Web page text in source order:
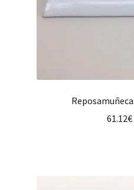
61.12€